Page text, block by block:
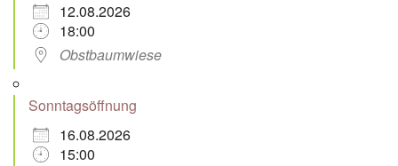
12.08.2026
18:00
Obstbaumwiese
Sonntagsöffnung
16.08.2026
15:00